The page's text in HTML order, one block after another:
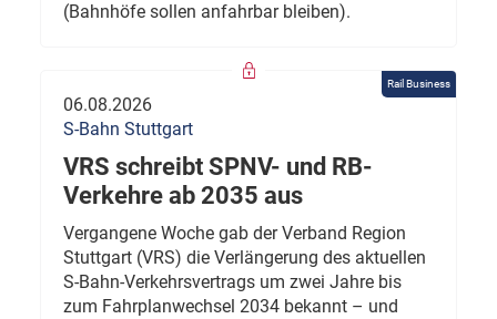
(Bahnhöfe sollen anfahrbar bleiben).
Rail Business
06.08.2026
S-Bahn Stuttgart
VRS schreibt SPNV- und RB-
Verkehre ab 2035 aus
Vergangene Woche gab der Verband Region
Stuttgart (VRS) die Verlängerung des aktuellen
S-Bahn-Verkehrsvertrags um zwei Jahre bis
zum Fahrplanwechsel 2034 bekannt – und